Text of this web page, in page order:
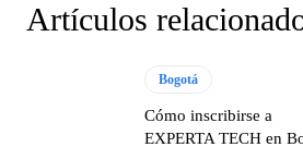
Artículos
Bogotá
Cómo inscribirse a
EXPERTA TECH en